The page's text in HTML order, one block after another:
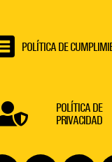
POLÍTICA DE
POLÍTICA DE
PRIVACIDAD